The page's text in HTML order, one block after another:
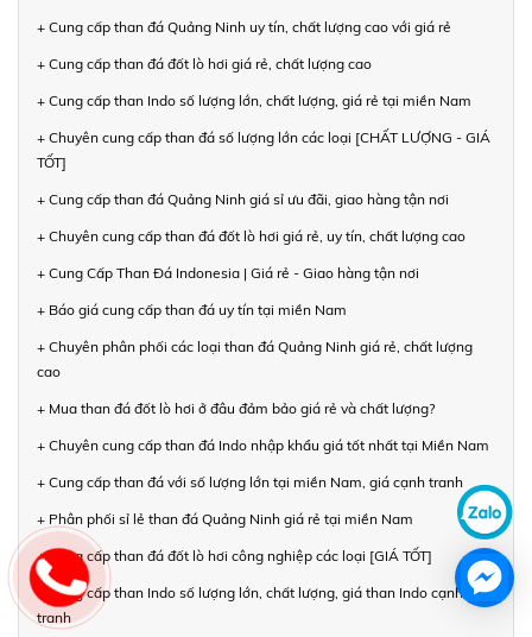
+ Cung cấp than đá Quảng Ninh uy tín, chất lượng cao với giá rẻ
+ Cung cấp than đá đốt lò hơi giá rẻ, chất lượng cao
+ Cung cấp than Indo số lượng lớn, chất lượng, giá rẻ tại miền Nam
+ Chuyên cung cấp than đá số lượng lớn các loại [CHẤT LƯỢNG - GIÁ
TỐT]
+ Cung cấp than đá Quảng Ninh giá sỉ ưu đãi, giao hàng tận nơi
+ Chuyên cung cấp than đá đốt lò hơi giá rẻ, uy tín, chất lượng cao
+ Cung Cấp Than Đá Indonesia | Giá rẻ - Giao hàng tận nơi
+ Báo giá cung cấp than đá uy tín tại miền Nam
+ Chuyên phân phối các loại than đá Quảng Ninh giá rẻ, chất lượng
cao
+ Mua than đá đốt lò hơi ở đâu đảm bảo giá rẻ và chất lượng?
+ Chuyên cung cấp than đá Indo nhập khẩu giá tốt nhất tại Miền Nam
+ Cung cấp than đá với số lượng lớn tại miền Nam, giá cạnh tranh
+ Phân phối sỉ lẻ than đá Quảng Ninh giá rẻ tại miền Nam
+ Cung cấp than đá đốt lò hơi công nghiệp các loại [GIÁ TỐT]
+ Cung cấp than Indo số lượng lớn, chất lượng, giá than Indo cạnh
tranh